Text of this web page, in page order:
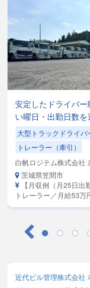
安定したドライバ
い曜日・出勤日数
みもOK／手積みし
事なし！
大型トラックドライバ
トレーラー（牽引）
白帆ロジテム株式会社
茨城県笠間市
【月収例（月25日出
トレーラー／月給53
レーラー／月給45万円
近代ビル管理株式会社